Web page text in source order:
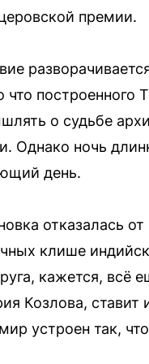
премии.
что построенного
о судьбе
Однако ночь
день.
отказалась
клише
кажется, всё
Козлова,
устроен так,